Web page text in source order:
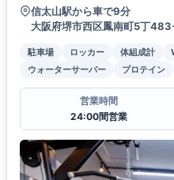
信太山駅から車で9分
大阪府堺市西区鳳南町5丁
駐車場 ロッカー 体組成計
ウォーターサーバー
プロテイン
営業時間
24:00間営業